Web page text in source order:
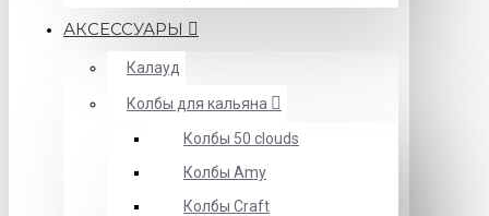
АКСЕССУАРЫ
Калауд
Колбы для кальяна
Колбы 50 clouds
Колбы Amy
Колбы Craft